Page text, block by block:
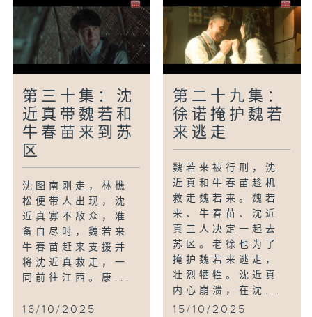
第三十集：沈
近真带魏若和
牛春苗来到苏
区
沈图南刚走，林樵
松便带人出现，沈
近真寡不敌众，准
备自尽时，魏若来
牛春苗赶来支援并
将沈近真救走，一
同前往江西。康...
16/10/2025
第二十九集：
徐诺掩护魏若
来逃走
魏若来被行刑，沈
近真和牛春苗趁机
救走魏若来。魏若
来、牛春苗、沈近
真三人决定一起去
苏区。老徐也为了
掩护魏若来逃走，
壮烈牺牲。沈近真
内心崩溃，在沈...
15/10/2025